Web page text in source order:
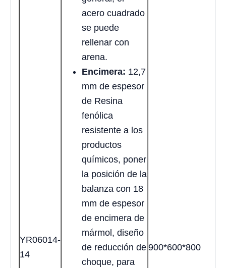
YR06014-
14
acero cuadrado
se puede
rellenar con
arena.
Encimera: 12,7
mm de espesor
de Resina
fenólica
resistente a los
productos
químicos, poner
la posición de la
balanza con 18
mm de espesor
de encimera de
mármol, diseño
de reducción de
choque, para
900*600*800